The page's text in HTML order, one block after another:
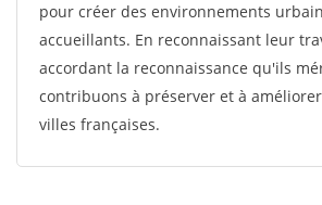
pour créer des environnements
accueillants. En reconnaissant leur
accordant la reconnaissance qu'ils
contribuons à préserver et à
villes françaises.